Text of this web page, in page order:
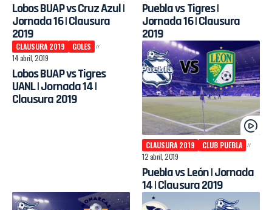
Lobos BUAP vs Cruz Azul |
Jornada 16 | Clausura
2019
Puebla vs Tigres |
Jornada 16 | Clausura
2019
CLAUSURA 2019
GOLES
14 abril, 2019
Lobos BUAP vs Tigres
UANL | Jornada 14 |
Clausura 2019
CLAUSURA 2019
CLUB PUEBLA
12 abril, 2019
Puebla vs León | Jornada
14 | Clausura 2019